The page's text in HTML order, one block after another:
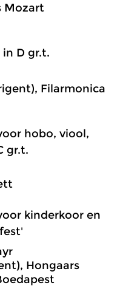
Mozart
in D gr.t.
Filarmonica
hobo, viool,
gr.t.
kinderkoor en
Hongaars